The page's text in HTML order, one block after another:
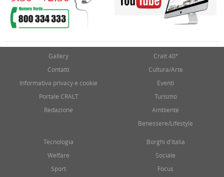
Gallery
Contatti
Informativa privacy e cookie
Portale CRALT
Redazione
Cralt 40°
Cultura/Arte
Eventi
Turismo
Ambiente
Benessere/Lifestyle
Tecnologia
Welfare
Sport
Borghi d'Italia
Sociale
Focus